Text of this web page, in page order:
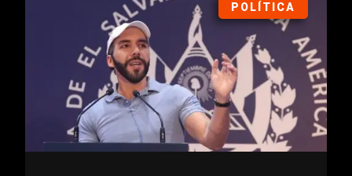
POLÍTICA